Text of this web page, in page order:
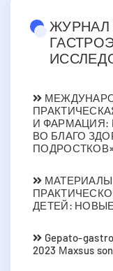
ЖУРНАЛ
И
ВО БЛАГО
ПОДРОСТКОВ»
ДЕТЕЙ:
Gepato-
2023 Мaxsus